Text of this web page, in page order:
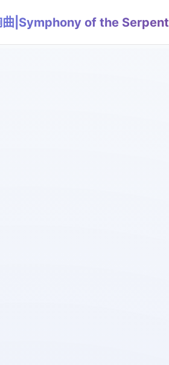
曲|Symphony of the Serpent